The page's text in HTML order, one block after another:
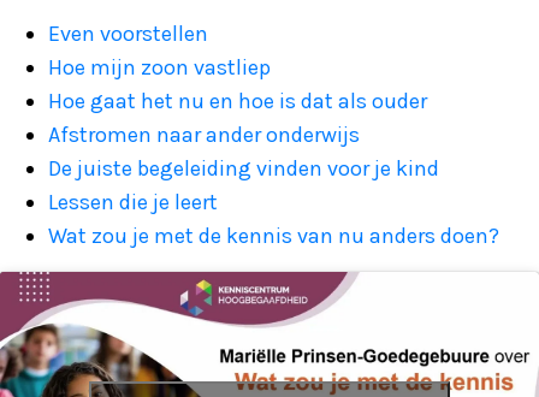
Even voorstellen
Hoe mijn zoon vastliep
Hoe gaat het nu en hoe is dat als ouder
Afstromen naar ander onderwijs
De juiste begeleiding vinden voor je kind
Lessen die je leert
Wat zou je met de kennis van nu anders doen?